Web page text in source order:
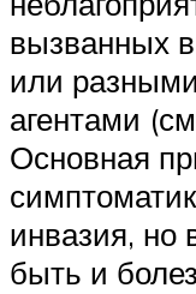
вызванных
или
агентами
Основная
инвазия, но
быть и